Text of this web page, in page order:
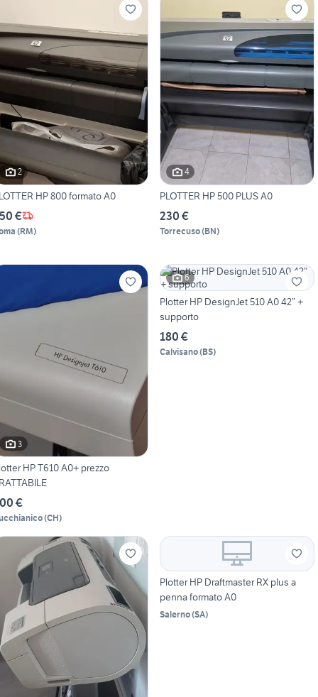
2
HP 800 formato A0
€
(RM)
4
PLOTTER HP 500 PLUS A0
230 €
Torrecuso(BN)
3
HP T610 A0+ prezzo
€
(CH)
6
Plotter HP DesignJet 510 A0 42” +
supporto
180 €
Calvisano(BS)
Plotter HP Draftmaster RX plus a
penna formato A0
Salerno(SA)